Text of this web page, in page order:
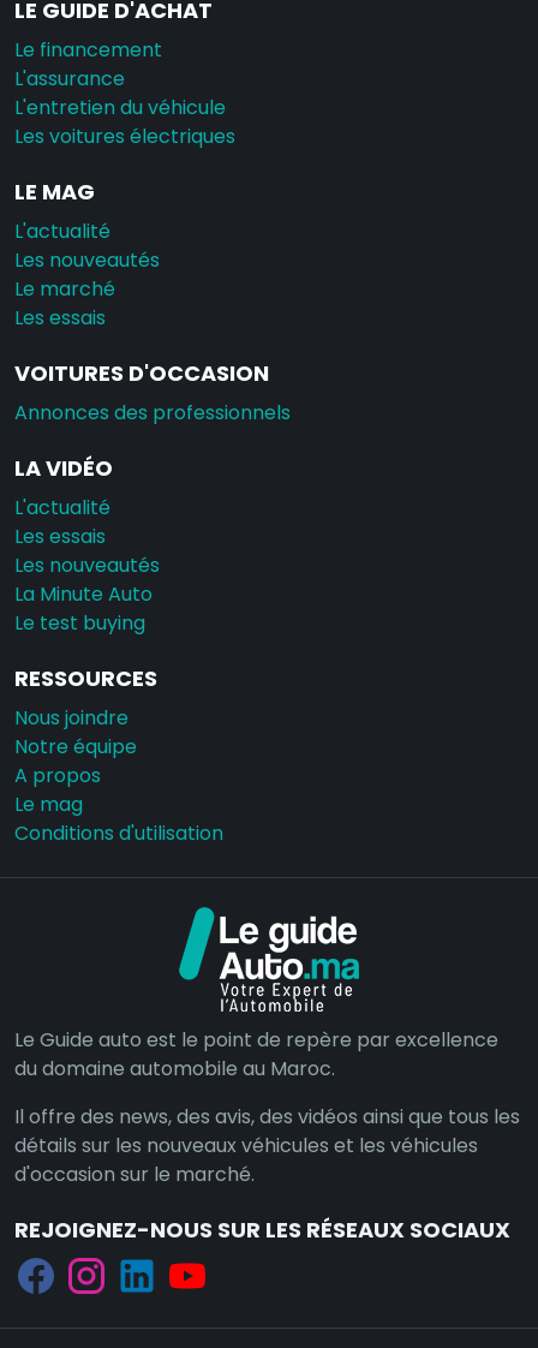
LE GUIDE D'ACHAT
Le financement
L'assurance
L'entretien du véhicule
Les voitures électriques
LE MAG
L'actualité
Les nouveautés
Le marché
Les essais
VOITURES D'OCCASION
Annonces des professionnels
LA VIDÉO
L'actualité
Les essais
Les nouveautés
La Minute Auto
Le test buying
RESSOURCES
Nous joindre
Notre équipe
A propos
Le mag
Conditions d'utilisation
Le Guide auto est le point de repère par excellence
du domaine automobile au Maroc.
Il offre des news, des avis, des vidéos ainsi que tous les
détails sur les nouveaux véhicules et les véhicules
d'occasion sur le marché.
REJOIGNEZ-NOUS SUR LES RÉSEAUX SOCIAUX